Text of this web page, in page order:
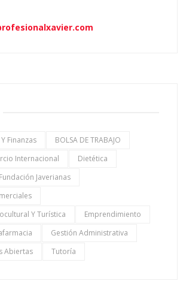
Finanzas
BOLSA DE TRABAJO
Internacional
Dietética
Fundación Javerianas
Y Turística
Emprendimiento
Gestión Administrativa
Abiertas
Tutoría